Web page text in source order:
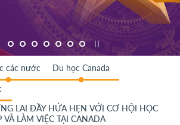
các nước Du học Canada
LAI ĐẦY HỨA HẸN VỚI CƠ HỘI HỌC
VÀ LÀM VIỆC TẠI CANADA